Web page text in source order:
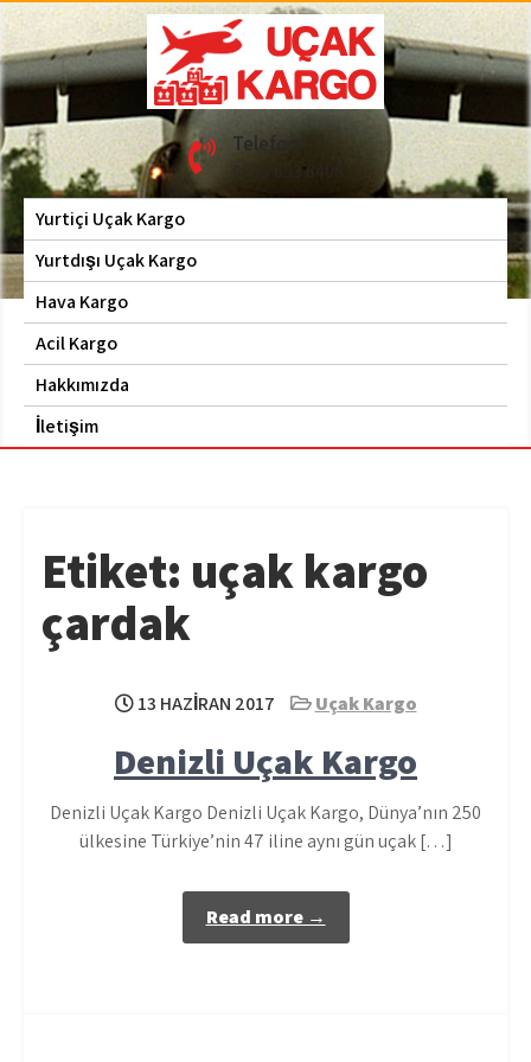
Skip
to
content
Hava Kargo | Acil Kargo
| 0535 653 6408
Uçak Kargo Telefon
0535 653 6408
Yurtiçi Uçak Kargo
Yurtdışı Uçak Kargo
Hava Kargo
Acil Kargo
Hakkımızda
İletişim
Etiket: uçak kargo
çardak
13 HAZIRAN 2017 Uçak Kargo
Denizli Uçak Kargo
Denizli Uçak Kargo Denizli Uçak Kargo, Dünya’nın 250
ülkesine Türkiye’nin 47 iline aynı gün uçak […]
Read more →